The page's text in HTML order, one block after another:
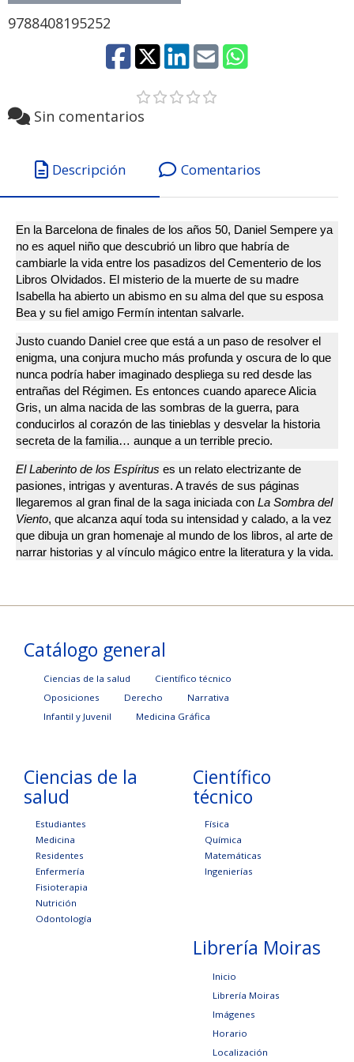
9788408195252
Sin comentarios
Descripción Comentarios
En la Barcelona de finales de los años 50, Daniel Sempere ya
no es aquel niño que descubrió un libro que habría de
cambiarle la vida entre los pasadizos del Cementerio de los
Libros Olvidados. El misterio de la muerte de su madre
Isabella ha abierto un abismo en su alma del que su esposa
Bea y su fiel amigo Fermín intentan salvarle.
Justo cuando Daniel cree que está a un paso de resolver el
enigma, una conjura mucho más profunda y oscura de lo que
nunca podría haber imaginado despliega su red desde las
entrañas del Régimen. Es entonces cuando aparece Alicia
Gris, un alma nacida de las sombras de la guerra, para
conducirlos al corazón de las tinieblas y desvelar la historia
secreta de la familia… aunque a un terrible precio.
El Laberinto de los Espíritus es un relato electrizante de
pasiones, intrigas y aventuras. A través de sus páginas
llegaremos al gran final de la saga iniciada con La Sombra del
Viento, que alcanza aquí toda su intensidad y calado, a la vez
que dibuja un gran homenaje al mundo de los libros, al arte de
narrar historias y al vínculo mágico entre la literatura y la vida.
Catálogo general
Ciencias de la salud
Científico técnico
Oposiciones
Derecho
Narrativa
Infantil y Juvenil
Medicina Gráfica
Ciencias de la
salud
Estudiantes
Medicina
Residentes
Enfermería
Fisioterapia
Nutrición
Odontología
Científico
técnico
Física
Química
Matemáticas
Ingenierías
Librería Moiras
Inicio
Librería Moiras
Imágenes
Horario
Localización